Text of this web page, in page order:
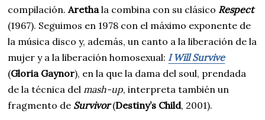
compilación.Arethala combina con su clásico Respect
(1967). Seguimos en 1978 con el máximo exponente de
la música disco y, además, un canto a la liberación de la
mujer y a la liberación homosexual: I Will Survive
(Gloria Gaynor), en la que la dama del soul, prendada
de la técnica del mash-up, interpreta también un
fragmento de Survivor (Destiny’s Child, 2001).